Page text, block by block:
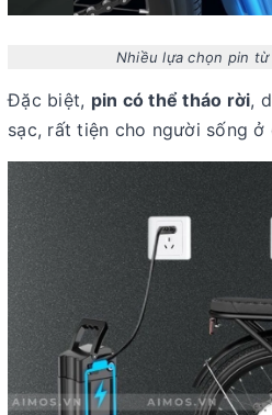
Nhiều lựa chọn pin
Đặc biệt, pin có thể tháo rời,
sạc, rất tiện cho người sống ở